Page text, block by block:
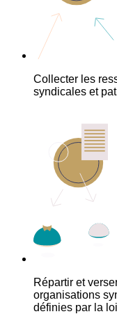
Collecter les
syndicales et
Répartir et
organisations
définies par la